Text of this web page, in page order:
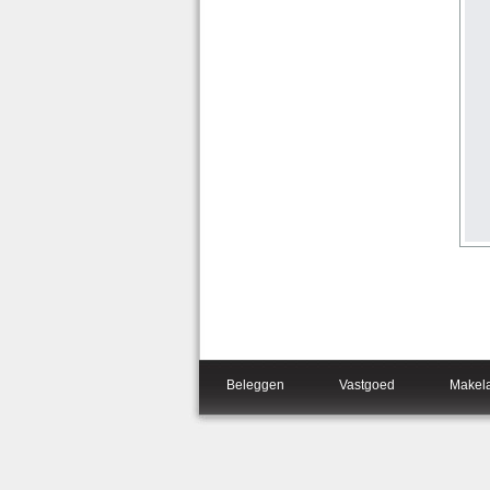
Beleggen Vastgoed